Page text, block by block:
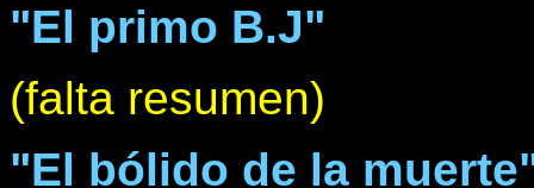
"El primo B.J"
(falta resumen)
"El bólido de la